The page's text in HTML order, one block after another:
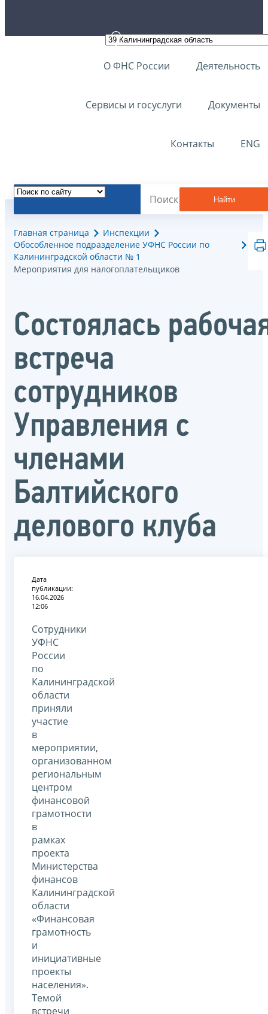
О ФНС России Деятельность
Сервисы и госуслуги Документы
Контакты ENG
Найти
Главная страница
Инспекции
Обособленное подразделение УФНС России по
Калининградской области № 1
Мероприятия для налогоплательщиков
Состоялась
встреча
сотрудников
Управления с
членами
Балтийского
делового клуба
Дата
публикации:
16.04.2026
12:06
Сотрудники
УФНС
России
по
Калининградской
области
приняли
участие
в
мероприятии,
организованном
региональным
центром
финансовой
грамотности
в
рамках
проекта
Министерства
финансов
Калининградской
области
«Финансовая
грамотность
и
инициативные
проекты
населения».
Темой
встречи